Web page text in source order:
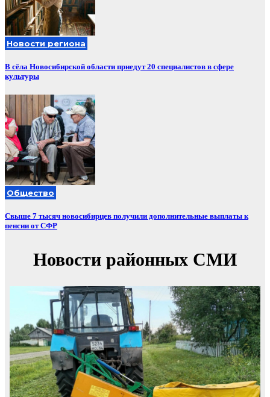
Новости региона
В сёла Новосибирской области приедут 20 специалистов в сфере
культуры
Общество
Свыше 7 тысяч новосибирцев получили дополнительные выплаты к
пенсии от СФР